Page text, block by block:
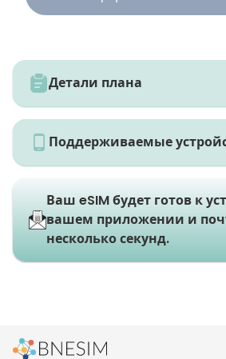
Детали плана
Поддерживаемые
Ваш eSIM будет готов к
вашем приложении и
несколько секунд.